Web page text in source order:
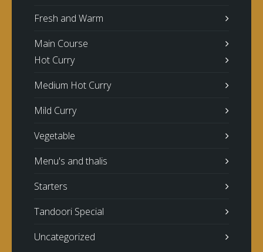
Fresh and Warm
Main Course
Hot Curry
Medium Hot Curry
Mild Curry
Vegetable
Menu's and thalis
Starters
Tandoori Special
Uncategorized